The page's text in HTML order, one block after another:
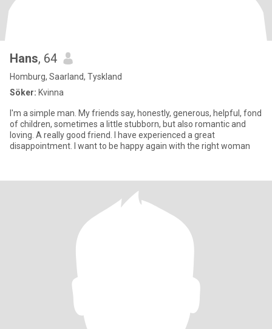
Hans, 64
Homburg, Saarland, Tyskland
Söker: Kvinna
I'm a simple man. My friends say, honestly, generous, helpful, fond
of children, sometimes a little stubborn, but also romantic and
loving. A really good friend. I have experienced a great
disappointment. I want to be happy again with the right woman